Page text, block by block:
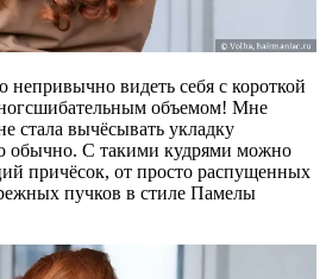
видеть себя с короткой
объемом! Мне
стала вычёсывать укладку
обычно. С такими кудрями можно
причёсок, от просто распущенных
пучков в стиле Памелы